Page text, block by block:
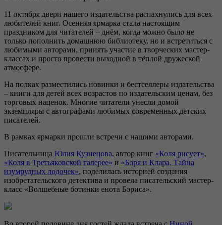
11 октября двери нашего издательства распахнулись для всех
любителей книг. Осенняя ярмарка стала настоящим
праздником для читателей – днём, когда можно было не
только пополнить домашнюю библиотеку, но и встретиться с
любимыми авторами, принять участие в творческих мастер-
классах и просто провести выходной в тёплой дружеской
атмосфере.
На полках разместились новинки и бестселлеры издательства
– книги для детей всех возрастов по издательским ценам, без
торговых наценок. Многие читатели унесли домой
экземпляры с автографами любимых современных детских
писателей.
В рамках ярмарки прошли встречи с нашими авторами.
Писательница Юлия Кузнецова, автор книг «Коля рисует»,
«Коля в Третьяковской галерее» и «Боря и Клара. Тайна
изумрудных лодочек», поделилась историей создания
изобретательского детектива и провела писательский мастер-
класс «Волшебные ботинки енота Бориса».